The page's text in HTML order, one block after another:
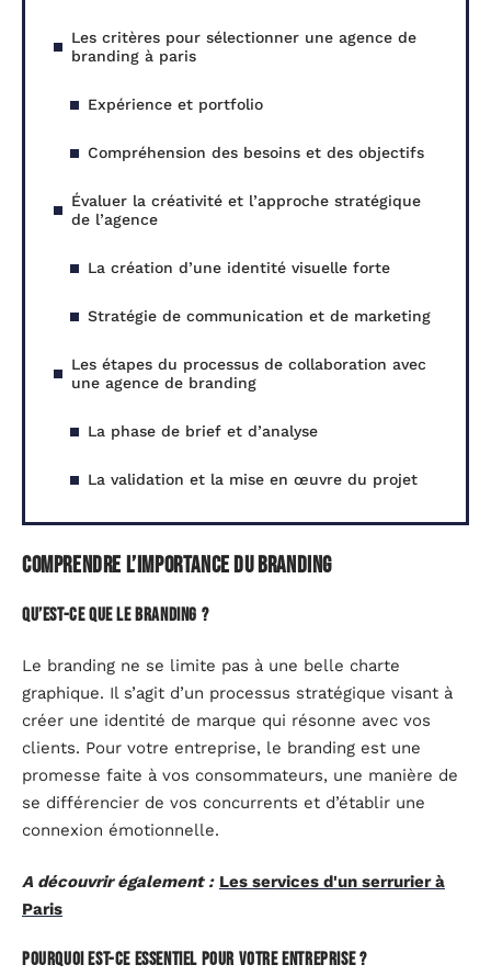
Les critères pour sélectionner une agence de
branding à paris
Expérience et portfolio
Compréhension des besoins et des objectifs
Évaluer la créativité et l’approche stratégique
de l’agence
La création d’une identité visuelle forte
Stratégie de communication et de marketing
Les étapes du processus de collaboration avec
une agence de branding
La phase de brief et d’analyse
La validation et la mise en œuvre du projet
Comprendre l’importance du branding
Qu’est-ce que le branding ?
Le branding ne se limite pas à une belle charte
graphique. Il s’agit d’un processus stratégique visant à
créer une identité de marque qui résonne avec vos
clients. Pour votre entreprise, le branding est une
promesse faite à vos consommateurs, une manière de
se différencier de vos concurrents et d’établir une
connexion émotionnelle.
A découvrir également : Les services d'un serrurier à
Paris
Pourquoi est-ce essentiel pour votre entreprise ?